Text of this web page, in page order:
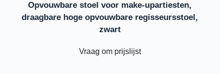
Opvouwbare stoel voor make-upartiesten,
draagbare hoge opvouwbare regisseursstoel,
zwart
Vraag om prijslijst